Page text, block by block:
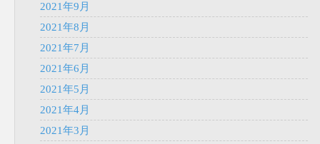
2021年9月
2021年8月
2021年7月
2021年6月
2021年5月
2021年4月
2021年3月